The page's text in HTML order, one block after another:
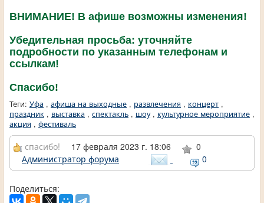
ВНИМАНИЕ! В афише возможны изменения!
Убедительная просьба: уточняйте
подробности по указанным телефонам и
ссылкам!
Спасибо!
Теги: Уфа , афиша на выходные , развлечения , концерт ,
праздник , выставка , спектакль , шоу, культурное мероприятие ,
акция , фестиваль
спасибо! 17 февраля 2023 г. 18:06
0
Администратор форума
0
Поделиться: